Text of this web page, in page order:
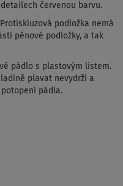
červenou barvu.
podložka nemá
pěnové podložky, a tak
pádlo s plastovým listem.
plavat nevydrží a
pádla.